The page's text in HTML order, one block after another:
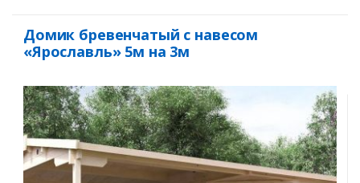
Домик бревенчатый с навесом
«Ярославль» 5м на 3м